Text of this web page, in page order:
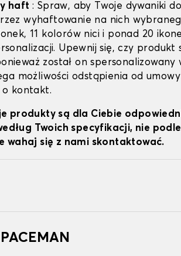
haft : Spraw, aby Twoje dywaniki do
wyhaftowanie na nich
11 kolorów nici i ponad 20
Upewnij się, czy produkt
został on spersonalizowany
możliwości odstąpienia od
o kontakt.
produkty są dla Ciebie
Twoich specyfikacji, nie
wahaj się z nami skontaktować.